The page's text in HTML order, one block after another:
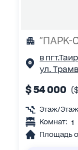
"ПАРК-
в
ул.
$ 54 000
Этаж/
Комнат: 1
Площадь